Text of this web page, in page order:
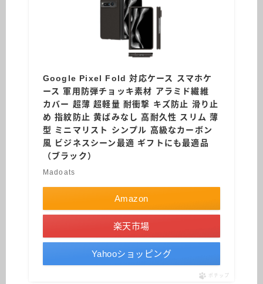
Google Pixel Fold 対応ケース スマホケ
ース 軍用防弾チョッキ素材 アラミド繊維
カバー 超薄 超軽量 耐衝撃 キズ防止 滑り止
め 指紋防止 黄ばみなし 高耐久性 スリム 薄
型 ミニマリスト シンプル 高級なカーボン
風 ビジネスシーン最適 ギフトにも最適品
（ブラック）
Madoats
Amazon
楽天市場
Yahooショッピング
ポチップ